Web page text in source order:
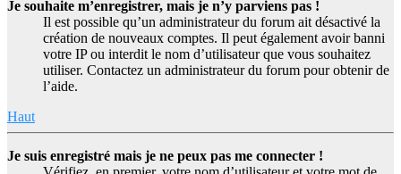
Je souhaite m’enregistrer, mais je n’y parviens pas !
Il est possible qu’un administrateur du forum ait désactivé la
création de nouveaux comptes. Il peut également avoir banni
votre IP ou interdit le nom d’utilisateur que vous souhaitez
utiliser. Contactez un administrateur du forum pour obtenir de
l’aide.
Haut
Je suis enregistré mais je ne peux pas me connecter !